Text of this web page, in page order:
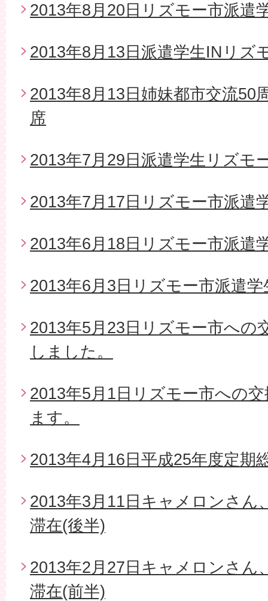
2013年8月20日リズモー市派遣
2013年8月13日派遣学生INリズ
2013年8月13日姉妹都市交流50
席
2013年7月29日派遣学生リズモ
2013年7月17日リズモー市派遣
2013年6月18日リズモー市派遣
2013年6月3日リズモー市派遣学
2013年5月23日リズモー市への
しました。
2013年5月1日リズモー市への
ます。
2013年4月16日平成25年度定期
2013年3月11日キャメロンさん
滞在(後半)
2013年2月27日キャメロンさん
滞在(前半)